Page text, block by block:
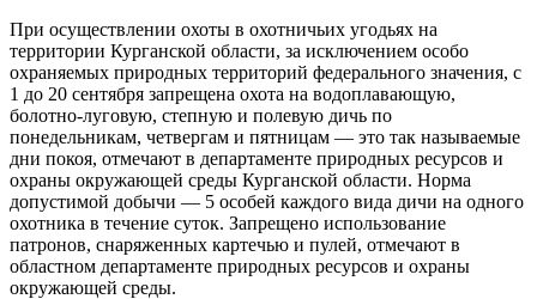
При осуществлении охоты в охотничьих угодьях на
территории Курганской области, за исключением особо
охраняемых природных территорий федерального значения, с
1 до 20 сентября запрещена охота на водоплавающую,
болотно-луговую, степную и полевую дичь по
понедельникам, четвергам и пятницам — это так называемые
дни покоя, отмечают в департаменте природных ресурсов и
охраны окружающей среды Курганской области. Норма
допустимой добычи — 5 особей каждого вида дичи на одного
охотника в течение суток. Запрещено использование
патронов, снаряженных картечью и пулей, отмечают в
областном департаменте природных ресурсов и охраны
окружающей среды.